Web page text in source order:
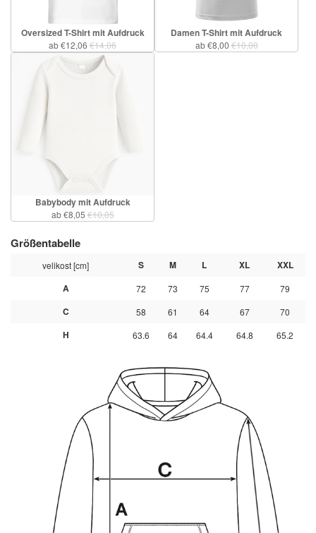
Oversized T-Shirt mit Aufdruck
ab €12,06 €14,06
Damen T-Shirt mit Aufdruck
ab €8,00€10,00
Babybody mit Aufdruck
ab €8,05€10,05
Größentabelle
velikost [cm] S M L XL
XXL
A
72 73 75 77 79
C 58 61 64 67 70
H 63.6 64 64.4 64.8 65.2